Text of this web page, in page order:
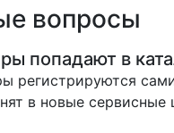
вопросы
попадают в
регистрируются
в новые сервисные